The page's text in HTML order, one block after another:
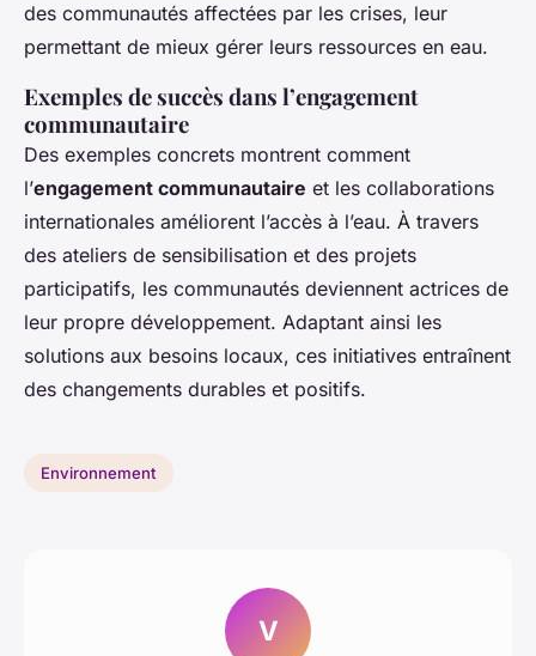
des communautés affectées par les crises, leur
permettant de mieux gérer leurs ressources en eau.
Exemples de succès dans l’engagement
communautaire
Des exemples concrets montrent comment
l’engagement communautaire et les collaborations
internationales améliorent l’accès à l’eau. À travers
des ateliers de sensibilisation et des projets
participatifs, les communautés deviennent actrices de
leur propre développement. Adaptant ainsi les
solutions aux besoins locaux, ces initiatives entraînent
des changements durables et positifs.
Environnement
V